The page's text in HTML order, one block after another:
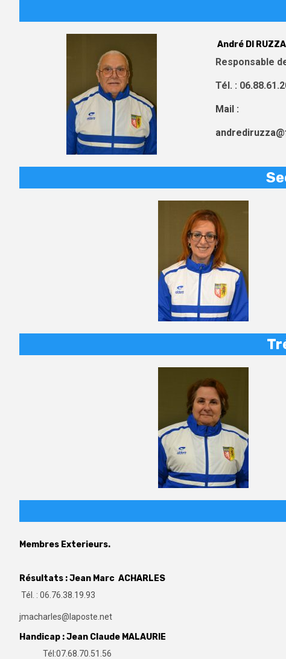
André DI RUZZA
Responsable
Tél. :
Mail :
Membres Exterieurs.
Résultats : Jean Marc ACHARLES
Tél. : 06.76.38.19.93
jmacharles@laposte.net
Handicap : Jean Claude MALAURIE
Tél:07.68.70.51.56